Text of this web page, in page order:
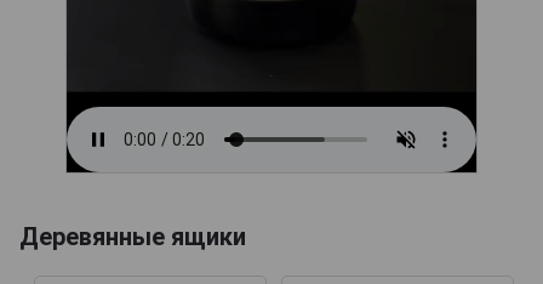
Деревянные ящики